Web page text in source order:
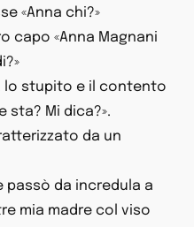
«Anna chi?»
capo «Anna Magnani
lo stupito e il contento
sta? Mi dica?».
da un
passò da incredula a
mia madre col viso